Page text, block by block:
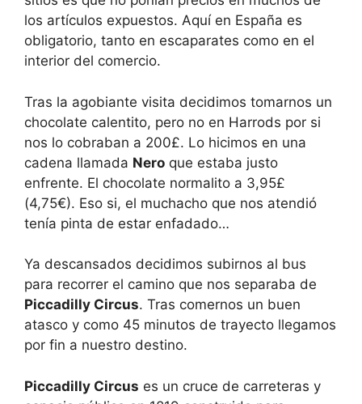
los artículos expuestos. Aquí en España es
obligatorio, tanto en escaparates como en el
interior del comercio.
Tras la agobiante visita decidimos tomarnos un
chocolate calentito, pero no en Harrods por si
nos lo cobraban a 200£. Lo hicimos en una
cadena llamada Nero que estaba justo
enfrente. El chocolate normalito a 3,95£
(4,75€). Eso si, el muchacho que nos atendió
tenía pinta de estar enfadado…
Ya descansados decidimos subirnos al bus
para recorrer el camino que nos separaba de
Piccadilly Circus. Tras comernos un buen
atasco y como 45 minutos de trayecto llegamos
por fin a nuestro destino.
Piccadilly Circus es un cruce de carreteras y